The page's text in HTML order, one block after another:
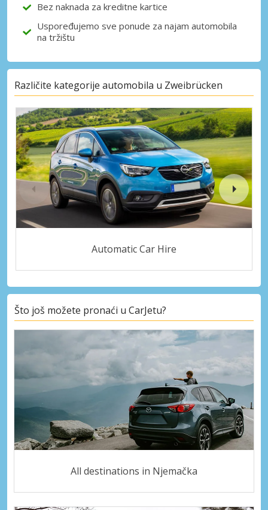
Bez naknada za kreditne kartice
Uspoređujemo sve ponude za najam automobila
na tržištu
Različite kategorije automobila u Zweibrücken
Automatic Car Hire
Što još možete pronaći u CarJetu?
All destinations in Njemačka